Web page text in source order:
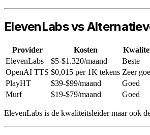
ElevenLabs vs
Provider Kosten
ElevenLabs
$5-$1.320/maand Beste
OpenAI TTS $0,015 per 1K tekens Zeer
PlayHT
$39-$99/maand Goed
Murf
$19-$79/maand Goed
ElevenLabs is de kwaliteitsleider maar ook